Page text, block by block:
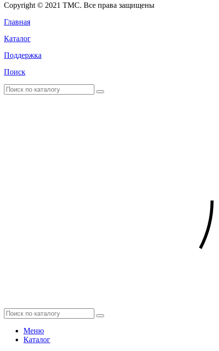
Copyright © 2021 TMC. Все права защищены
Главная
Каталог
Поддержка
Поиск
Меню
Каталог